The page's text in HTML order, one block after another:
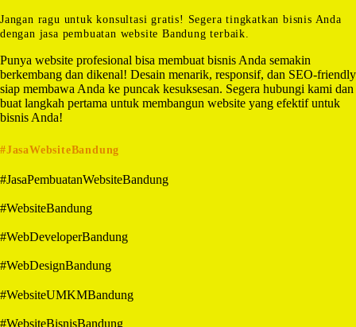
Jangan ragu untuk konsultasi gratis! Segera tingkatkan bisnis Anda
dengan jasa pembuatan website Bandung terbaik.
Punya website profesional bisa membuat bisnis Anda semakin
berkembang dan dikenal! Desain menarik, responsif, dan SEO-friendly
siap membawa Anda ke puncak kesuksesan. Segera hubungi kami dan
buat langkah pertama untuk membangun website yang efektif untuk
bisnis Anda!
#JasaWebsiteBandung
#JasaPembuatanWebsiteBandung
#WebsiteBandung
#WebDeveloperBandung
#WebDesignBandung
#WebsiteUMKMBandung
#WebsiteBisnisBandung